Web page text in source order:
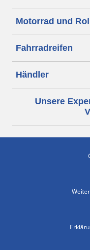
Motorrad und
Fahrradreifen
Händler
Unsere